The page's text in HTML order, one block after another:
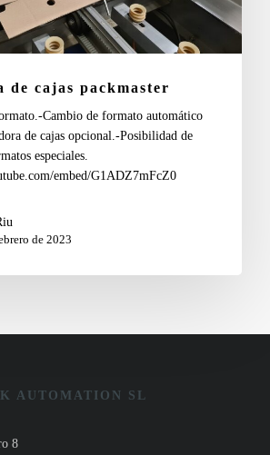
de cajas packmaster
Cambio de formato automático
de cajas opcional.-Posibilidad de
especiales.
embed/G1ADZ7mFcZ0
de 2023
AUTOMATION SL
8